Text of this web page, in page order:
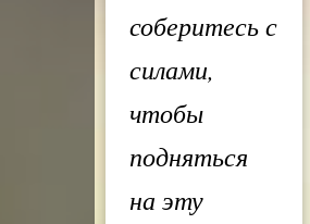
соберитесь с
силами,
чтобы
подняться
на эту